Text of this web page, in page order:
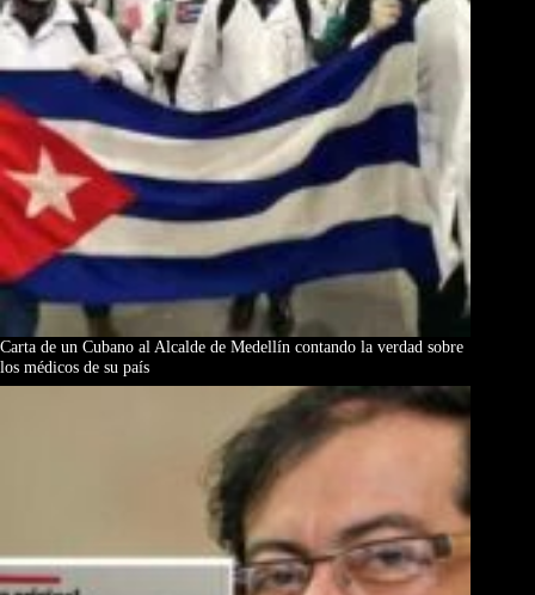
Carta de un Cubano al Alcalde de Medellín contando la verdad sobre
los médicos de su país